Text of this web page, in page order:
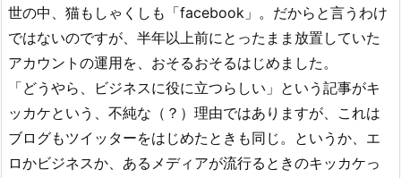
世の中、猫もしゃくしも「facebook」。だからと言うわけ
ではないのですが、半年以上前にとったまま放置していた
アカウントの運用を、おそるおそるはじめました。
「どうやら、ビジネスに役に立つらしい」という記事がキ
ッカケという、不純な（？）理由ではありますが、これは
ブログもツイッターをはじめたときも同じ。というか、エ
ロかビジネスか、あるメディアが流行るときのキッカケっ